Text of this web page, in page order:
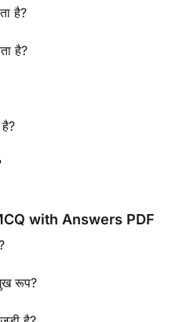
है?
है?
with Answers PDF
रूप?